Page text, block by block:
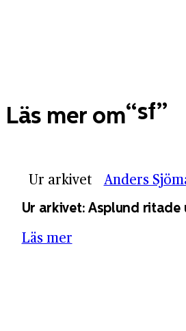
Läs mer om sf
Ur arkivet Anders
Ur arkivet: Asplund ritade
Läs mer